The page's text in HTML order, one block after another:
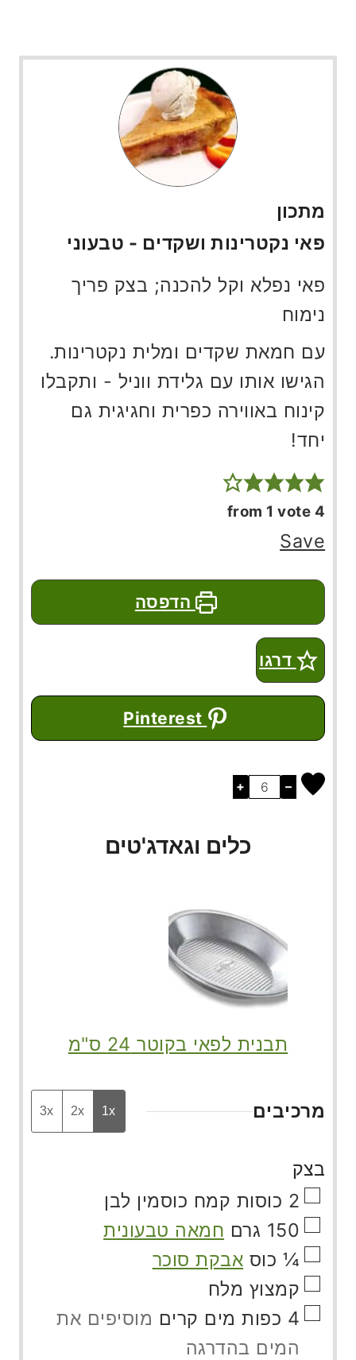
מתכון
פאי נקטרינות ושקדים - טבעוני
פאי נפלא וקל להכנה; בצק פריך
נימוח
עם חמאת שקדים ומלית נקטרינות.
הגישו אותו עם גלידת ווניל - ותקבלו
קינוח באווירה כפרית וחגיגית גם
יחד!
4
Save
הדפסה
דרגו
–
+
כלים וגאדג'טים
תבנית לפאי בקוטר 24 ס"מ
מרכיבים 1x
2x
3x
בצק
▢
2 כוסות קמח כוסמין לבן
▢
150 גרם חמאה טבעונית
▢
¼ כוס אבקת סוכר
▢ קמצוץ מלח
▢
4 כפות מים קרים מוסיפים את
המים בהדרגה